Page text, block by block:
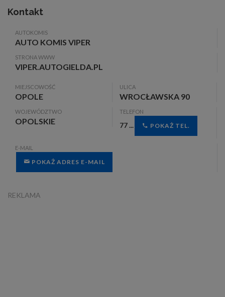
Kontakt
AUTOKOMIS
AUTO KOMIS VIPER
STRONA WWW
VIPER.AUTOGIELDA.PL
MIEJSCOWOŚĆ
OPOLE
ULICA
WROCŁAWSKA 90
WOJEWÓDZTWO
OPOLSKIE
TELEFON
77 ... POKAŻ TEL.
E-MAIL
POKAŻ ADRES E-MAIL
REKLAMA